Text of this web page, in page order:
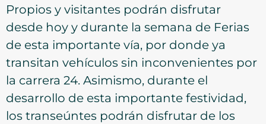
Propios y visitantes podrán disfrutar
desde hoy y durante la semana de Ferias
de esta importante vía, por donde ya
transitan vehículos sin inconvenientes por
la carrera 24. Asimismo, durante el
desarrollo de esta importante festividad,
los transeúntes podrán disfrutar de los